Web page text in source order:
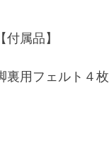
【付属品】
裏用フェルト４枚